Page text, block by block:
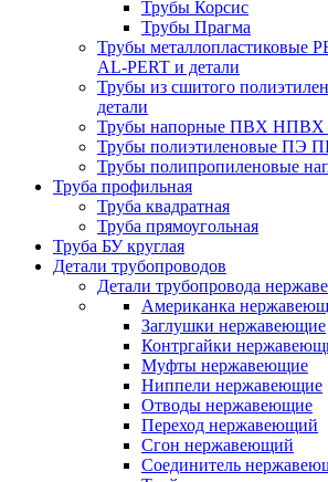
Трубы Корсис
Трубы Прагма
Трубы металлопластиковые
AL-PERT и детали
Трубы из сшитого
детали
Трубы напорные ПВХ НПВХ
Трубы полиэтиленовые ПЭ
Трубы полипропиленовые
Труба профильная
Труба квадратная
Труба прямоугольная
Труба БУ круглая
Детали трубопроводов
Детали трубопровода
Американка
Заглушки нержавеющие
Контргайки
Муфты нержавеющие
Ниппели нержавеющие
Отводы нержавеющие
Переход нержавеющий
Сгон нержавеющий
Соединитель